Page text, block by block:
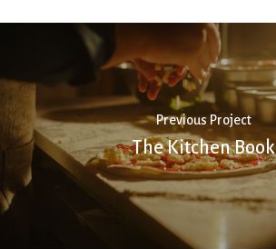
Previous Project
The Kitchen Book